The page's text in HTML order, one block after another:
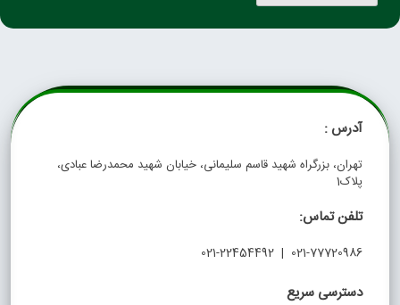
آدرس :
تهران، بزرگراه شهید قاسم سلیمانی، خیابان شهید محمدرضا عبادی،
پلاک1
تلفن تماس:
021-77720986 | 021-22454492
دسترسی سریع